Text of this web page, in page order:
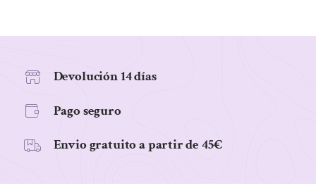
Devolución 14 días
Pago seguro
Envio gratuito a partir de 45€